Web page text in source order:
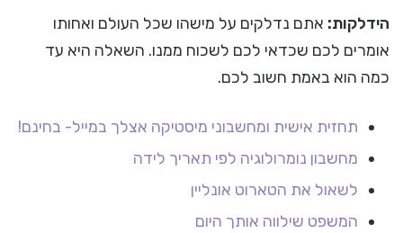
הידלקות: אתם נדלקים על מישהו שכל העולם ואחותו
אומרים לכם שכדאי לכם לשכוח ממנו. השאלה היא עד
כמה הוא באמת חשוב לכם.
תחזית אישית ומחשבוני מיסטיקה אצלך במייל- בחינם!
מחשבון נומרולוגיה לפי תאריך לידה
לשאול את הטארוט אונליין
המשפט שילווה אותך היום